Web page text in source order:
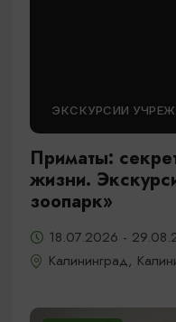
ЭКСКУРСИИ
Приматы:
жизни.
зоопарк»
18.07.2026 -
Калининград,